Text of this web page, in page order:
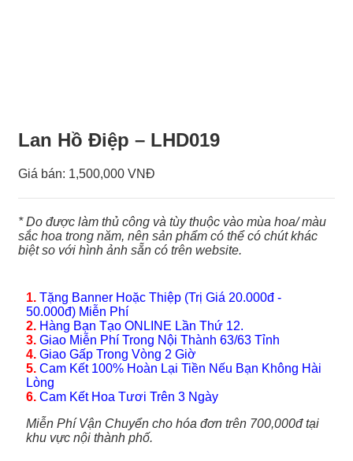
Lan Hồ Điệp – LHD019
Giá bán: 1,500,000 VNĐ
* Do được làm thủ công và tùy thuộc vào mùa hoa/ màu
sắc hoa trong năm, nên sản phẩm có thể có chút khác
biệt so với hình ảnh sẵn có trên website.
1. Tặng Banner Hoặc Thiệp (Trị Giá 20.000đ -
50.000đ) Miễn Phí
2. Hàng Bạn Tạo ONLINE Lần Thứ 12.
3. Giao Miễn Phí Trong Nội Thành 63/63 Tỉnh
4. Giao Gấp Trong Vòng 2 Giờ
5. Cam Kết 100% Hoàn Lại Tiền Nếu Bạn Không Hài
Lòng
6. Cam Kết Hoa Tươi Trên 3 Ngày
Miễn Phí Vận Chuyển cho hóa đơn trên 700,000đ tại
khu vực nội thành phố.